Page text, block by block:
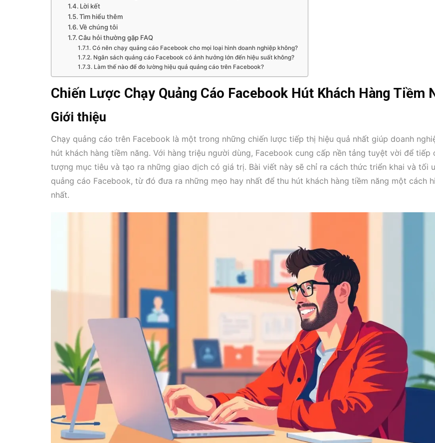
Lời kết
Tìm hiểu thêm
Về chúng tôi
Câu hỏi thường gặp FAQ
Có nên chạy quảng cáo Facebook cho mọi loại hình doanh nghiệp không?
Ngân sách quảng cáo Facebook có ảnh hưởng lớn đến hiệu suất không?
Làm thế nào để đo lường hiệu quả quảng cáo trên Facebook?
Chiến Lược Chạy Quảng Cáo Facebook Hút Khách Hàng Tiềm
Giới thiệu
Chạy quảng cáo trên Facebook là một trong những chiến lược tiếp thị hiệu quả nhất giúp doanh
hút khách hàng tiềm năng. Với hàng triệu người dùng, Facebook cung cấp nền tảng tuyệt vời để tiếp
tượng mục tiêu và tạo ra những giao dịch có giá trị. Bài viết này sẽ chỉ ra cách thức triển khai và tối
quảng cáo Facebook, từ đó đưa ra những mẹo hay nhất để thu hút khách hàng tiềm năng một cách
nhất.